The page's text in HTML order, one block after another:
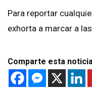
Para reportar
exhorta a marcar a
Comparte esta